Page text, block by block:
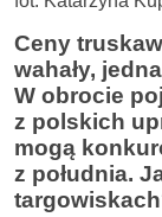
Ceny
wahały,
W obrocie
z polskich
mogą
z południa.